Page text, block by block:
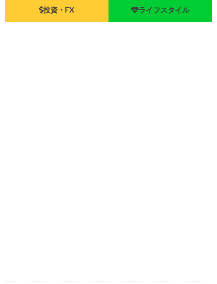
投資・FX ライフスタイル